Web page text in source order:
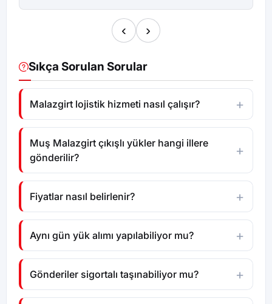
‹ ›
Sıkça Sorulan Sorular
Malazgirt lojistik hizmeti nasıl çalışır?
Muş Malazgirt çıkışlı yükler hangi illere
gönderilir?
Fiyatlar nasıl belirlenir?
Aynı gün yük alımı yapılabiliyor mu?
Gönderiler sigortalı taşınabiliyor mu?